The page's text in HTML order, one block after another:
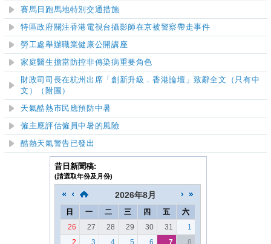
賽馬日跑馬地特別交通措施
特區政府關注香港電視台攝影師在京被警察帶走事件
勞工處舉辦職業健康公開講座
家庭醫生擔當 防控非傳染病重要角色
財政司司長在杭州出席「創新升級．香港論壇」致辭全文（只有中
文）（附圖）
天氣酷熱市民應預防中暑
僱主應評估僱員中暑的風險
酷熱天氣警告已發出
昔日新聞稿:
(請選取年份及月份)
2026年8月
日 一 二 三 四 五
六
26
27 28 29 30 31
1
2
3 4 5 6 7
8